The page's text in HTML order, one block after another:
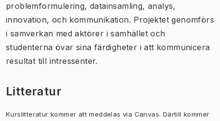
problemformulering, datainsamling, analys,
innovation, och kommunikation. Projektet genomförs
i samverkan med aktörer i samhället och
studenterna övar sina färdigheter i att kommunicera
resultat till intressenter.
Litteratur
Kurslitteratur kommer att meddelas via Canvas. Därtill kommer